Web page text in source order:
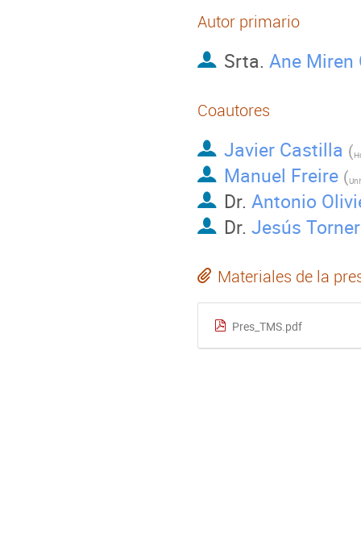
Autor primario
Srta. Ane Miren
Coautores
Javier Castilla (
Manuel Freire (
Dr. Antonio
Dr. Jesús
Materiales de la
Pres_TMS.pdf